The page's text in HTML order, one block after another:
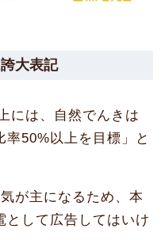
大表記
には、自然でんきは
率50%以上を目標」と
が主になるため、本
として広告してはいけ